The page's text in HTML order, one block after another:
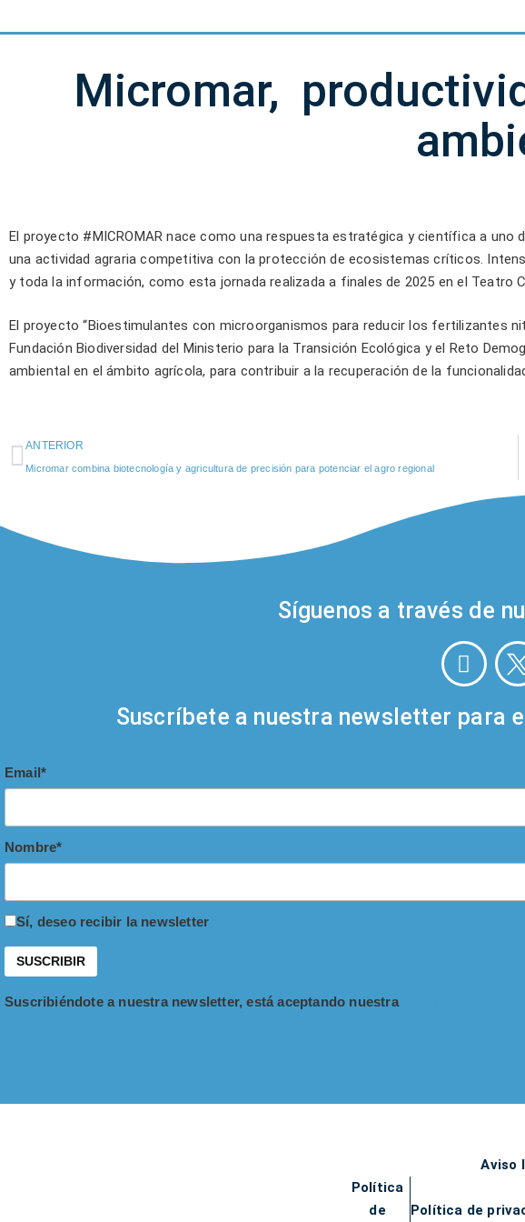
Micromar,
El proyecto #MICROMAR nace como una respuesta estratégica y científica a
una actividad agraria competitiva con la protección de ecosistemas críticos.
y toda la información, como esta jornada realizada a finales de 2025 en el Teatro
El proyecto “Bioestimulantes con microorganismos para reducir los fertilizantes
Fundación Biodiversidad del Ministerio para la Transición Ecológica y el Reto
ambiental en el ámbito agrícola, para contribuir a la recuperación de la
ANTERIOR
Micromar combina biotecnología y agricultura de precisión para potenciar el agro regional
Síguenos a través de
Suscríbete a nuestra newsletter para
Email*
Nombre*
Sí, deseo recibir la newsletter
Suscribiéndote a nuestra newsletter, está aceptando nuestra
Aviso
Política
de
Política de